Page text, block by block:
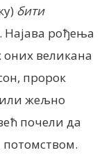
бити
. Најава рођења
оних великана
пророк
жељно
почели да
потомством.